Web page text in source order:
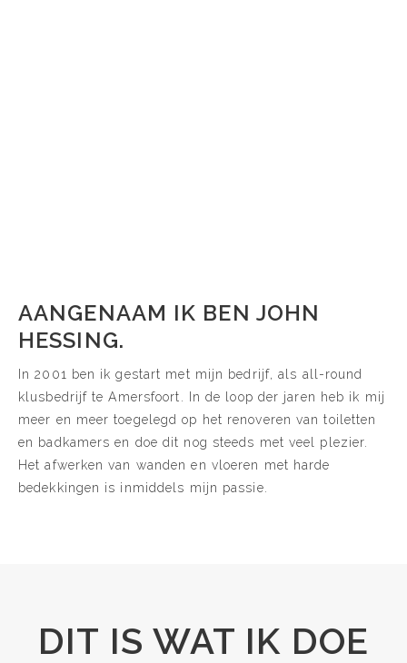
AANGENAAM IK BEN JOHN
HESSING.
In 2001 ben ik gestart met mijn bedrijf, als all-round
klusbedrijf te Amersfoort. In de loop der jaren heb ik mij
meer en meer toegelegd op het renoveren van toiletten
en badkamers en doe dit nog steeds met veel plezier.
Het afwerken van wanden en vloeren met harde
bedekkingen is inmiddels mijn passie.
DIT IS WAT IK DOE